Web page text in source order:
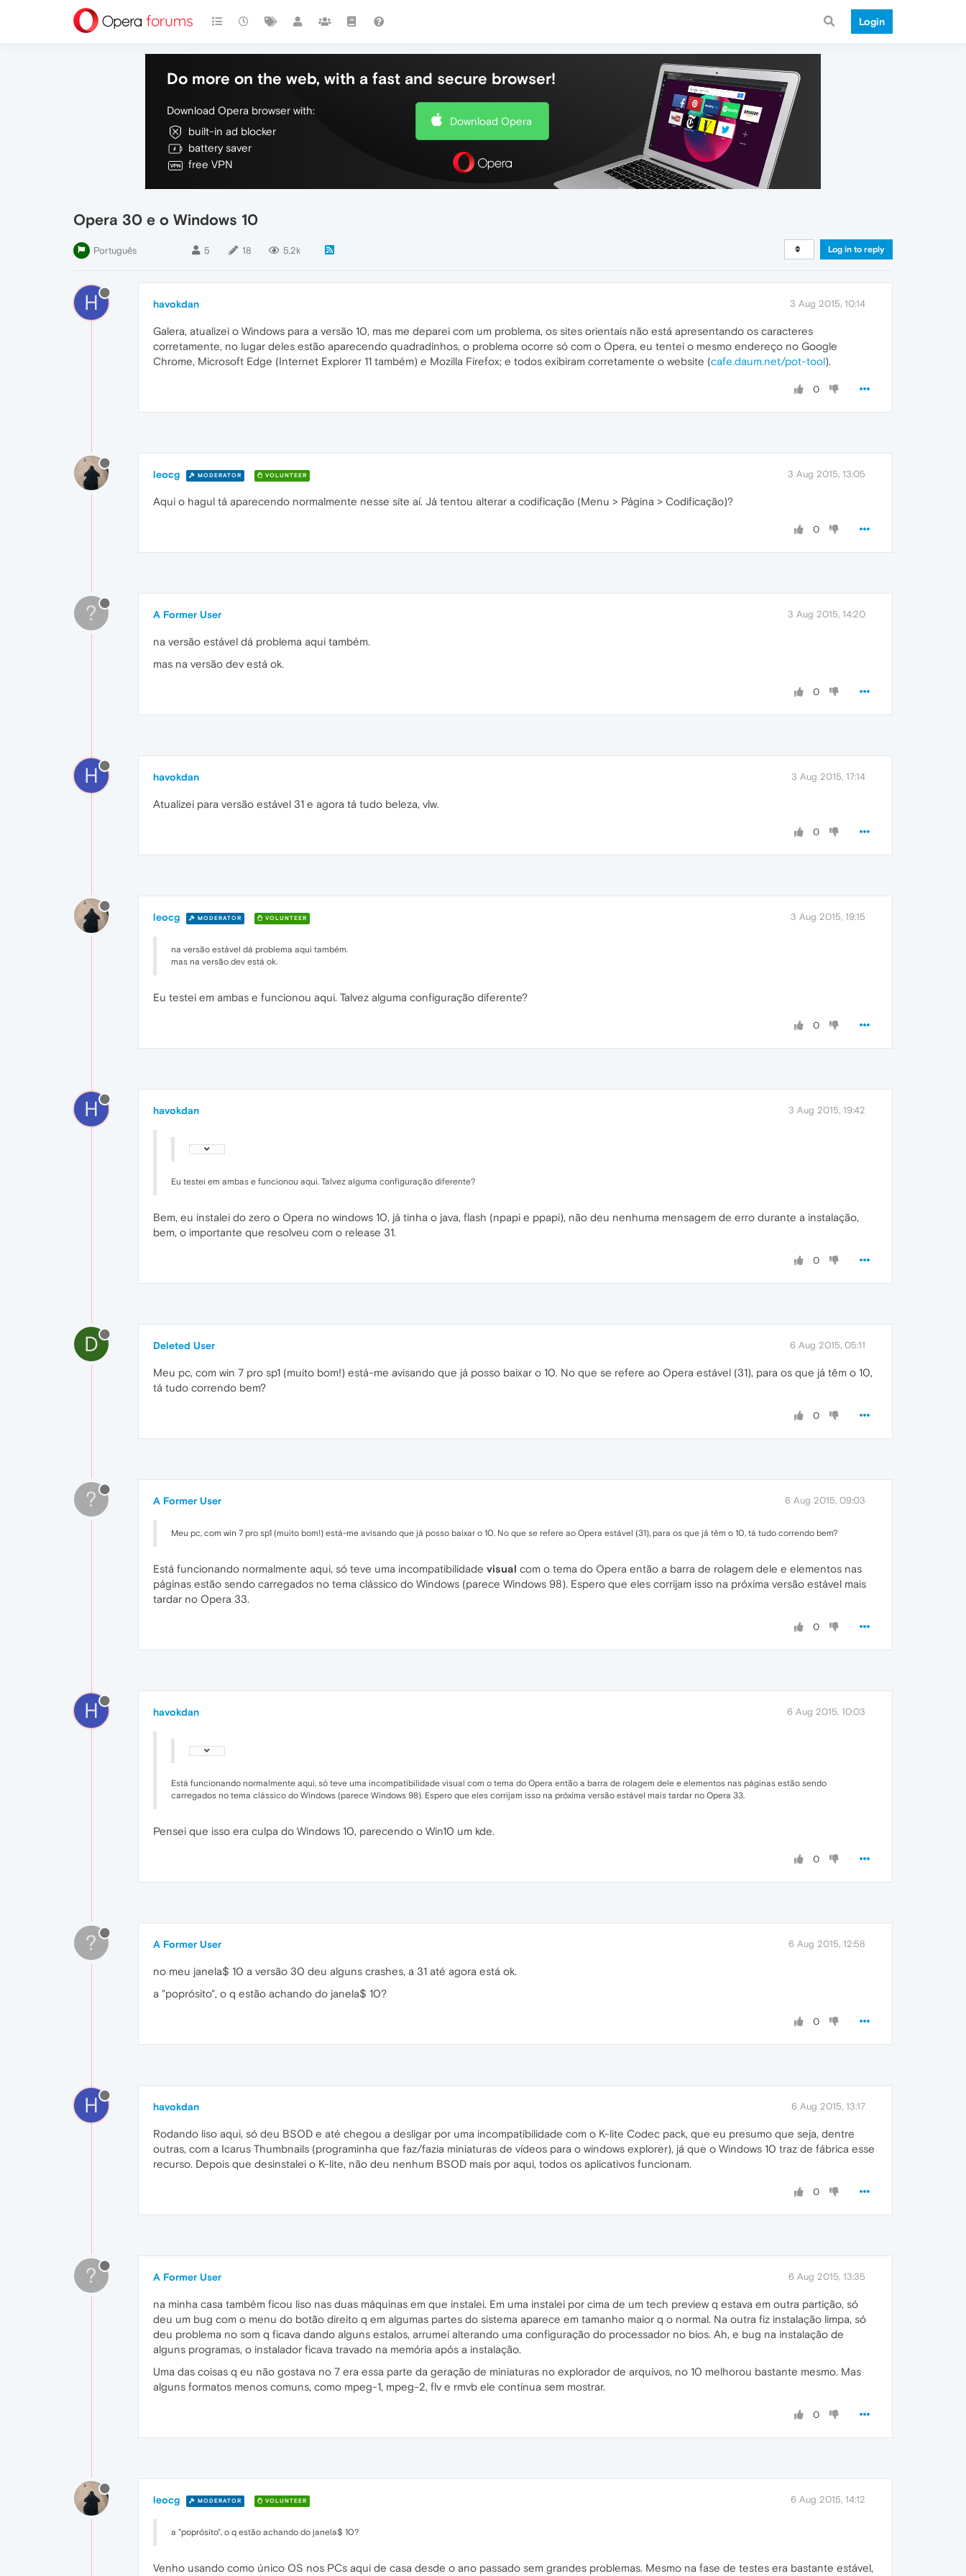
Login
Do more on the web, with a fast and secure browser!
Download Opera browser with:
built-in ad blocker
battery saver
free VPN
Download Opera
Opera 30 e o Windows 10
Português 5 18 5.2k Log in to reply
H havokdan 3 Aug 2015, 10:14
Galera, atualizei o Windows para a versão 10, mas me deparei com um problema, os sites orientais não está apresentando os caracteres
corretamente, no lugar deles estão aparecendo quadradinhos, o problema ocorre só com o Opera, eu tentei o mesmo endereço no Google
Chrome, Microsoft Edge (Internet Explorer 11 também) e Mozilla Firefox; e todos exibiram corretamente o website (cafe.daum.net/pot-tool).
0
leocg MODERATOR VOLUNTEER 3 Aug 2015, 13:05
Aqui o hagul tá aparecendo normalmente nesse site aí. Já tentou alterar a codificação (Menu > Página > Codificação)?
0
? A Former User 3 Aug 2015, 14:20
na versão estável dá problema aqui também.
mas na versão dev está ok.
0
H havokdan 3 Aug 2015, 17:14
Atualizei para versão estável 31 e agora tá tudo beleza, vlw.
0
leocg MODERATOR VOLUNTEER 3 Aug 2015, 19:15
na versão estável dá problema aqui também.
mas na versão dev está ok.
Eu testei em ambas e funcionou aqui. Talvez alguma configuração diferente?
0
H havokdan 3 Aug 2015, 19:42
Eu testei em ambas e funcionou aqui. Talvez alguma configuração diferente?
Bem, eu instalei do zero o Opera no windows 10, já tinha o java, flash (npapi e ppapi), não deu nenhuma mensagem de erro durante a instalação,
bem, o importante que resolveu com o release 31.
0
D Deleted User 6 Aug 2015, 05:11
Meu pc, com win 7 pro sp1 (muito bom!) está-me avisando que já posso baixar o 10. No que se refere ao Opera estável (31), para os que já têm o 10,
tá tudo correndo bem?
0
? A Former User 6 Aug 2015, 09:03
Meu pc, com win 7 pro sp1 (muito bom!) está-me avisando que já posso baixar o 10. No que se refere ao Opera estável (31), para os que já têm o 10, tá tudo correndo bem?
Está funcionando normalmente aqui, só teve uma incompatibilidade visual com o tema do Opera então a barra de rolagem dele e elementos nas
páginas estão sendo carregados no tema clássico do Windows (parece Windows 98). Espero que eles corrijam isso na próxima versão estável mais
tardar no Opera 33.
0
H havokdan 6 Aug 2015, 10:03
Está funcionando normalmente aqui, só teve uma incompatibilidade visual com o tema do Opera então a barra de rolagem dele e elementos nas páginas estão sendo
carregados no tema clássico do Windows (parece Windows 98). Espero que eles corrijam isso na próxima versão estável mais tardar no Opera 33.
Pensei que isso era culpa do Windows 10, parecendo o Win10 um kde.
0
? A Former User 6 Aug 2015, 12:58
no meu janela$ 10 a versão 30 deu alguns crashes, a 31 até agora está ok.
a "poprósito", o q estão achando do janela$ 10?
0
H havokdan 6 Aug 2015, 13:17
Rodando liso aqui, só deu BSOD e até chegou a desligar por uma incompatibilidade com o K-lite Codec pack, que eu presumo que seja, dentre
outras, com a Icarus Thumbnails (programinha que faz/fazia miniaturas de vídeos para o windows explorer), já que o Windows 10 traz de fábrica esse
recurso. Depois que desinstalei o K-lite, não deu nenhum BSOD mais por aqui, todos os aplicativos funcionam.
0
? A Former User 6 Aug 2015, 13:35
na minha casa também ficou liso nas duas máquinas em que instalei. Em uma instalei por cima de um tech preview q estava em outra partição, só
deu um bug com o menu do botão direito q em algumas partes do sistema aparece em tamanho maior q o normal. Na outra fiz instalação limpa, só
deu problema no som q ficava dando alguns estalos, arrumei alterando uma configuração do processador no bios. Ah, e bug na instalação de
alguns programas, o instalador ficava travado na memória após a instalação.
Uma das coisas q eu não gostava no 7 era essa parte da geração de miniaturas no explorador de arquivos, no 10 melhorou bastante mesmo. Mas
alguns formatos menos comuns, como mpeg-1, mpeg-2, flv e rmvb ele continua sem mostrar.
0
leocg MODERATOR VOLUNTEER 6 Aug 2015, 14:12
a "poprósito", o q estão achando do janela$ 10?
Venho usando como único OS nos PCs aqui de casa desde o ano passado sem grandes problemas. Mesmo na fase de testes era bastante estável,